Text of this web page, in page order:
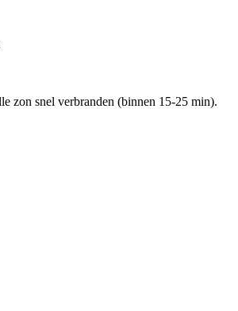
zon snel verbranden (binnen 15-25 min).